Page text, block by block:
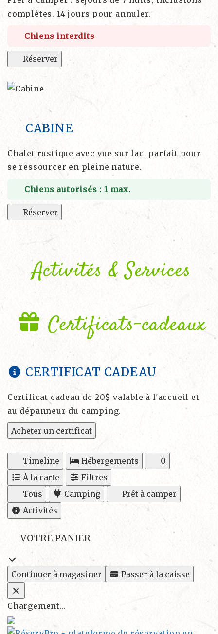
complètes. 14 jours pour annuler.
Chiens interdits
Réserver
CABINE
Chalet rustique avec vue sur lac, parfait pour
se ressourcer en pleine nature.
Chiens autorisés : 1 max.
Réserver
Activités & Services
Certificats-cadeaux
CERTIFICAT CADEAU
Certificat cadeau de 20$ valable à l'accueil et
au dépanneur du camping.
Acheter un certificat
Timeline Hébergements
0
À la carte
Filtres
Tous
Camping
Prêt à camper
Activités
VOTRE PANIER
Continuer à magasiner Passer à la caisse
Chargement...